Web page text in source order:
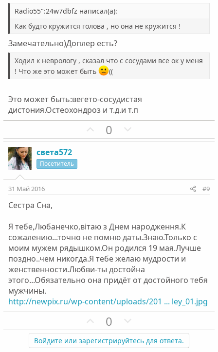
н
ы
г
о
л
с
ы
о
с
Radio55":24w7dbfz написал(а):
Как будто кружится голова , но она не кружится !
Замечательно)Доплер есть?
Ходил к неврологу , сказал что с сосудами все ок у меня
! Что же это может быть
((
Это может быть:вегето-сосудистая
дистония.Остеохондроз и т.д.и т.п
П
о
т
ы
й
г
о
л
о
0
е
т
ы
й
г
о
л
о
света572
Посетитель
31 Май 2016 #9
Сестра Сна,
Я тебе,Любанечко,вітаю з Днем народження.К
сожалению...точно не помню даты.Знаю.Только с
моим мужем рядышком.Он родился 19 мая.Лучше
поздно..чем никогда.Я тебе желаю мудрости и
женственности.Любви-ты достойна
этого...Обязательно она придёт от достойного тебя
мужчины.
http://newpix.ru/wp-content/uploads/201 ... ley_01.jpg
П
о
з
0
е
г
Войдите или зарегистрируйтесь для ответа.